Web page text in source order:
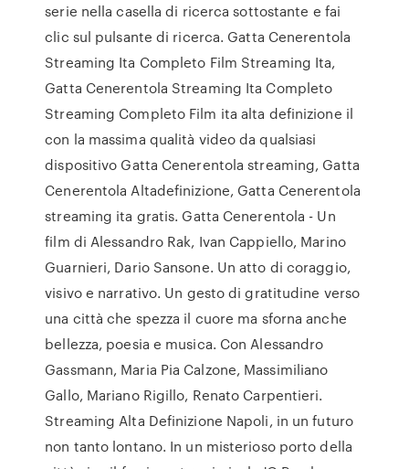
serie nella casella di ricerca sottostante e fai
clic sul pulsante di ricerca. Gatta Cenerentola
Streaming Ita Completo Film Streaming Ita,
Gatta Cenerentola Streaming Ita Completo
Streaming Completo Film ita alta definizione il
con la massima qualità video da qualsiasi
dispositivo Gatta Cenerentola streaming, Gatta
Cenerentola Altadefinizione, Gatta Cenerentola
streaming ita gratis. Gatta Cenerentola - Un
film di Alessandro Rak, Ivan Cappiello, Marino
Guarnieri, Dario Sansone. Un atto di coraggio,
visivo e narrativo. Un gesto di gratitudine verso
una città che spezza il cuore ma sforna anche
bellezza, poesia e musica. Con Alessandro
Gassmann, Maria Pia Calzone, Massimiliano
Gallo, Mariano Rigillo, Renato Carpentieri.
Streaming Alta Definizione Napoli, in un futuro
non tanto lontano. In un misterioso porto della